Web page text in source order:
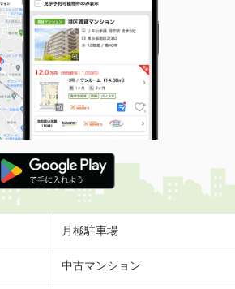
野本町
7万円
宮城県仙台市太白区鹿野本町
積 49.5m²
1LDK
山２
12万円
宮城県仙台市太白区青山２
日町
月極駐車場
中古マンション